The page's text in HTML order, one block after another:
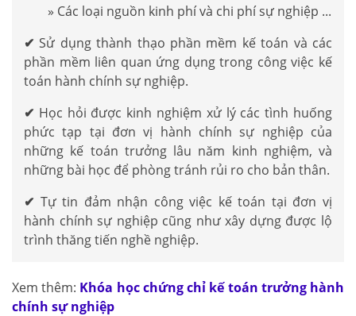
» Các loại nguồn kinh phí và chi phí sự nghiệp ...
✔ Sử dụng thành thạo phần mềm kế toán và các
phần mềm liên quan ứng dụng trong công việc kế
toán hành chính sự nghiệp.
✔ Học hỏi được kinh nghiệm xử lý các tình huống
phức tạp tại đơn vị hành chính sự nghiệp của
những kế toán trưởng lâu năm kinh nghiệm, và
những bài học để phòng tránh rủi ro cho bản thân.
✔ Tự tin đảm nhận công việc kế toán tại đơn vị
hành chính sự nghiệp cũng như xây dựng được lộ
trình thăng tiến nghề nghiệp.
Xem thêm: Khóa học chứng chỉ kế toán trưởng hành
chính sự nghiệp